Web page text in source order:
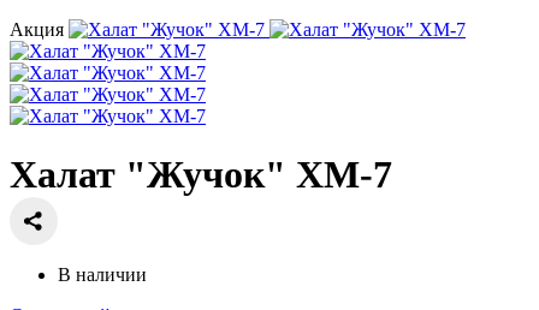
Акция
Халат "Жучок" ХМ-7
В наличии